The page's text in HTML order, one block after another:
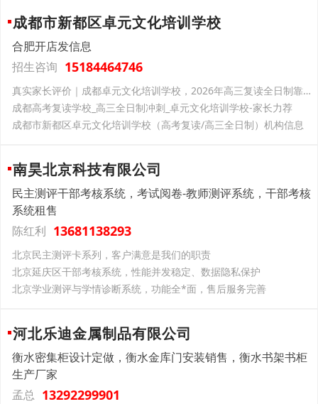
成都市新都区卓元文化培训学校
合肥开店发信息
招生咨询 15184464746
真实家长评价｜成都卓元文化培训学校，2026年高三复读全日制靠谱之选
成都高考复读学校_高三全日制冲刺_卓元文化培训学校-家长力荐
成都市新都区卓元文化培训学校（高考复读/高三全日制）机构信息
南昊北京科技有限公司
民主测评干部考核系统，考试阅卷-教师测评系统，干部考核
系统租售
陈红利 13681138293
北京民主测评卡系列，客户满意是我们的职责
北京延庆区干部考核系统，性能并发稳定、数据隐私保护
北京学业测评与学情诊断系统，功能全*面，售后服务完善
河北乐迪金属制品有限公司
衡水密集柜设计定做，衡水金库门安装销售，衡水书架书柜
生产厂家
孟总 13292299901